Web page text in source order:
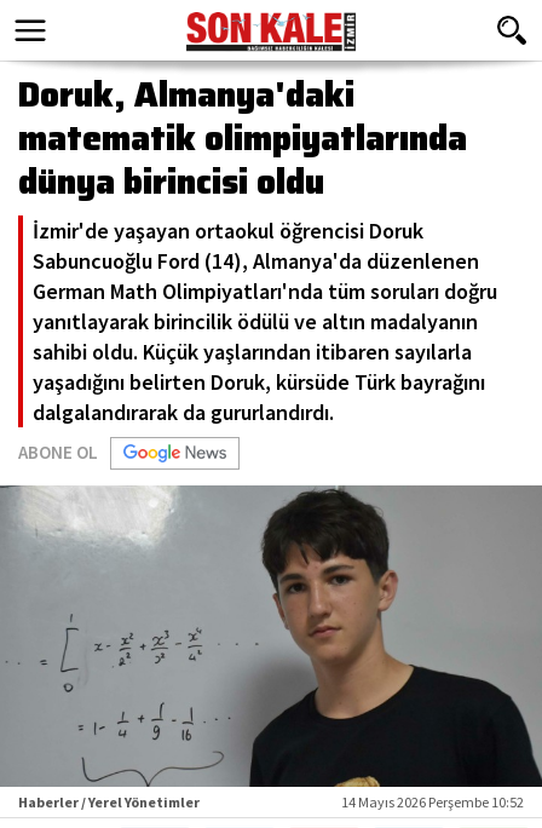
Doruk, Almanya'daki
matematik olimpiyatlarında
dünya birincisi oldu
İzmir'de yaşayan ortaokul öğrencisi Doruk
Sabuncuoğlu Ford (14), Almanya'da düzenlenen
German Math Olimpiyatları'nda tüm soruları doğru
yanıtlayarak birincilik ödülü ve altın madalyanın
sahibi oldu. Küçük yaşlarından itibaren sayılarla
yaşadığını belirten Doruk, kürsüde Türk bayrağını
dalgalandırarak da gururlandırdı.
ABONE OL
Haberler / Yerel Yönetimler 14 Mayıs 2026 Perşembe 10:52